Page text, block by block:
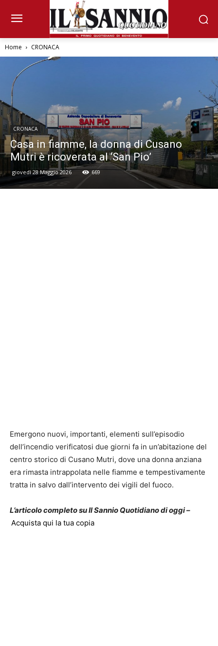
Home CRONACA
CRONACA
Casa in fiamme, la donna di Cusano
Mutri è ricoverata al ‘San Pio’
giovedì 28 Maggio 2026 669
Emergono nuovi, importanti, elementi sull’episodio
dell’incendio verificatosi due giorni fa in un’abitazione del
centro storico di Cusano Mutri, dove una donna anziana
era rimasta intrappolata nelle fiamme e tempestivamente
tratta in salvo dall’intervento dei vigili del fuoco.
L’articolo completo su Il Sannio Quotidiano di oggi –
Acquista qui la tua copia